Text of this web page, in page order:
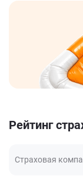
Рейтинг
Страховая